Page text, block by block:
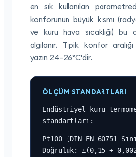
en sık kullanılan
konforunun büyük kısmı
ve kuru hava sıcaklığı) bu
algılanır. Tipik konfor aralığı
yazın 24–26°C'dir.
ÖLÇÜM STANDARTLARI
Endüstriyel kuru
standartları:
Pt100 (DIN EN 60751
Doğruluk: ±(0,15 +